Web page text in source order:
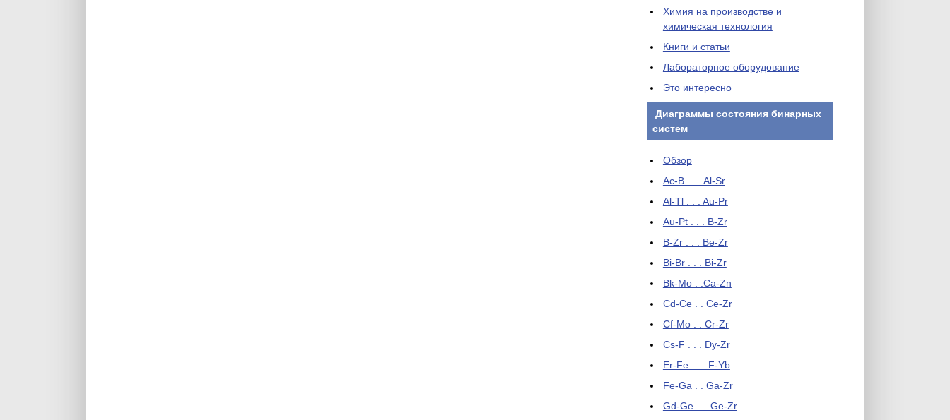
Химия на производстве и
химическая технология
Книги и статьи
Лабораторное оборудование
Это интересно
Диаграммы состояния бинарных
систем
Обзор
Ac-B . . . Al-Sr
Al-Tl . . . Au-Pr
Au-Pt . . . B-Zr
B-Zr . . . Be-Zr
Bi-Br . . . Bi-Zr
Bk-Mo . .Ca-Zn
Cd-Ce . . Ce-Zr
Cf-Mo . . Cr-Zr
Cs-F . . . Dy-Zr
Er-Fe . . . F-Yb
Fe-Ga . . Ga-Zr
Gd-Ge . . .Ge-Zr